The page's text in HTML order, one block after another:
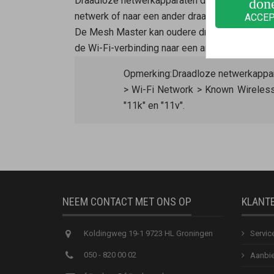
netwerk of naar een ander draadloos
De Mesh Masterkan oudere draadloze
de Wi-Fi-verbinding naar een ander Wi-Fi-
Opmerking:Draadloze
> Wi-Fi Network > Known
"11k" en "11v".
NEEM CONTACT MET ONS OP
Koldingweg 19-1 9723 HL Groningen
050 - 820 00 02